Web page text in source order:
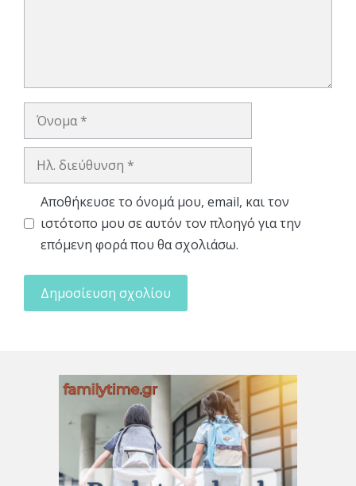
Όνομα
Ηλ.
Αποθήκευσε το όνομά μου, email, και τον
ιστότοπο μου σε αυτόν τον πλοηγό για την
επόμενη φορά που θα σχολιάσω.